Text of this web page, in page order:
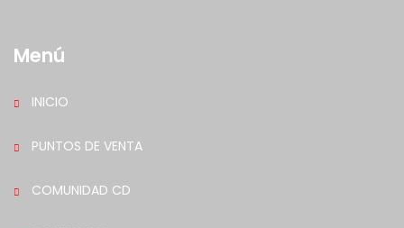
Menú
INICIO
PUNTOS DE VENTA
COMUNIDAD CD